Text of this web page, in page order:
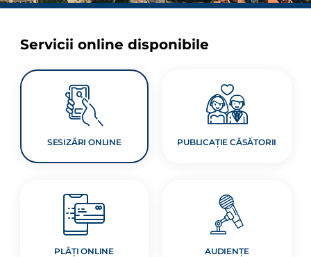
Servicii online disponibile
SESIZĂRI ONLINE PUBLICAȚIE CĂSĂTORII
PLĂȚI ONLINE AUDIENȚE